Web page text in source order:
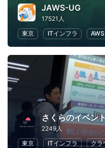
JAWS-UG
17521人
東京
ITインフラ AWS
さくらのイベン
2249人
東京
ITインフラ クラ